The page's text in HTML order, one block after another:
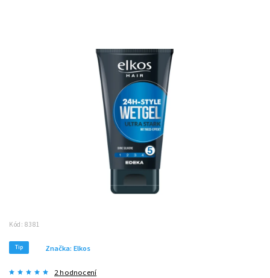
Kód: 8381
Tip
2 hodnocení
Značka: Elkos